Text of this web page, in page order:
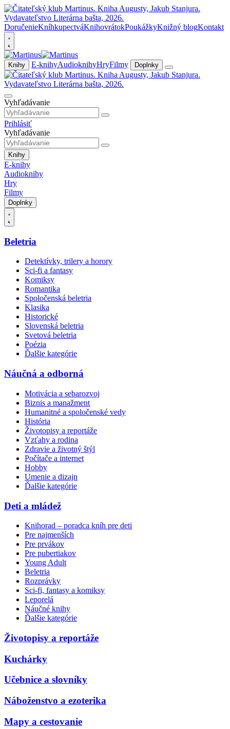
DoručenieKníhkupectváKnihovrátokPoukážkyKnižný blogKontakt
Knihy E-knihyAudioknihyHryFilmy Doplnky
Vyhľadávanie
Prihlásiť
Vyhľadávanie
Knihy
E-knihy
Audioknihy
Hry
Filmy
Doplnky
Beletria
Detektívky, trilery a horory
Sci-fi a fantasy
Komiksy
Romantika
Spoločenská beletria
Klasika
Historické
Slovenská beletria
Svetová beletria
Poézia
Ďalšie kategórie
Náučná a odborná
Motivácia a sebarozvoj
Biznis a manažment
Humanitné a spoločenské vedy
História
Životopisy a reportáže
Vzťahy a rodina
Zdravie a životný štýl
Počítače a internet
Hobby
Umenie a dizajn
Ďalšie kategórie
Deti a mládež
Knihorad – poradca kníh pre deti
Pre najmenších
Pre prvákov
Pre pubertiakov
Young Adult
Beletria
Rozprávky
Sci-fi, fantasy a komiksy
Leporelá
Náučné knihy
Ďalšie kategórie
Životopisy a reportáže
Kuchárky
Učebnice a slovníky
Náboženstvo a ezoterika
Mapy a cestovanie